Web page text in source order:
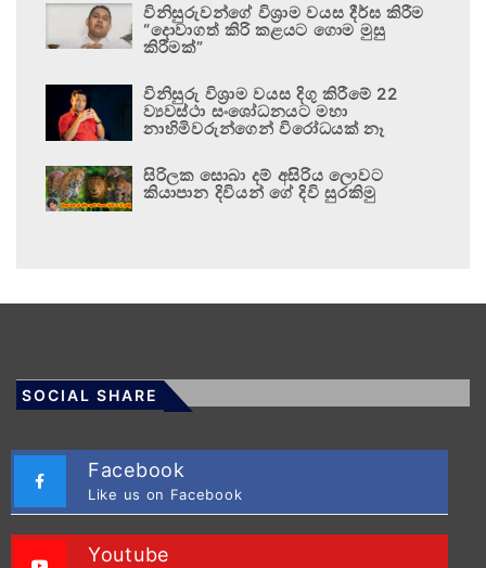
විනිසුරුවන්ගේ විශ්‍රාම වයස දීර්ඝ කිරීම
“දොවාගත් කිරි කළයට ගොම මුසු
කිරීමක්”
විනිසුරු විශ්‍රාම වයස දිගු කිරීමේ 22
ව්‍යවස්ථා සංශෝධනයට මහා
නාහිමිවරුන්ගෙන් විරෝධයක් නෑ
සිරිලක සොබා දම් අසිරිය ලොවට
කියාපාන දිවියන් ගේ දිවි සුරකිමු
SOCIAL SHARE
Facebook
Like us on Facebook
Youtube